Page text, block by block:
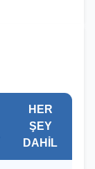
HER
ŞEY
DAHİL